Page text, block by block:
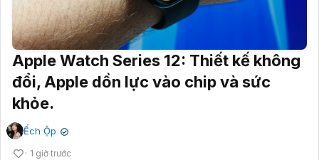
Apple Watch Series 12: Thiết kế không
đổi, Apple dồn lực vào chip và sức
khỏe.
Ếch Ộp ✔
1 giờ trước